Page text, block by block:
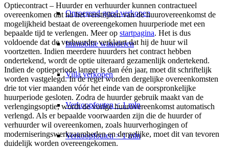
Onroerend goed verkopen
Immobilie waarderen
Villa verkopen
Verkoopfouten < 1 mln
Verkoopfouten > 1 mln
Optiecontract – Huurder en verhuurder kunnen contractueel
overeenkomen dat na het verstrijken van de huurovereenkomst de
mogelijkheid bestaat de overeengekomen huurperiode met een
bepaalde tijd te verlengen. Meer op startpagina. Het is dus
voldoende dat de verhuurder verklaart dat hij de huur wil
voortzetten. Indien meerdere huurders het contract hebben
ondertekend, wordt de optie uiteraard gezamenlijk ondertekend.
Indien de optieperiode langer is dan één jaar, moet dit schriftelijk
worden vastgelegd. In de regel worden dergelijke overeenkomsten
drie tot vier maanden vóór het einde van de oorspronkelijke
huurperiode gesloten. Zodra de huurder gebruik maakt van de
verlengingsoptie, wordt de vorige huurovereenkomst automatisch
verlengd. Als er bepaalde voorwaarden zijn die de huurder of
verhuurder wil overeenkomen, zoals huurverhogingen of
moderniseringswerkzaamheden en dergelijke, moet dit van tevoren
duidelijk worden overeengekomen.